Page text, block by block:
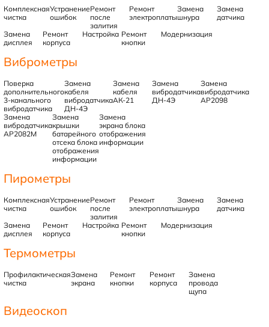
Комплексная
чистка
Устранение
ошибок
Ремонт
после
залития
Ремонт
электроплаты
Замена
шнура
Замена
датчика
Замена
дисплея
Ремонт
корпуса
Настройка Ремонт
кнопки
Модернизация
Виброметры
Поверка
дополнительного
3-канального
вибродатчика
Замена
кабеля
вибродатчика
ДН-4Э
Замена
кабеля
АК-21
Замена
вибродатчика
ДН-4Э
Замена
вибродатчика
АР2098
Замена
вибродатчика
АР2082М
Замена
крышки
батарейного
отсека блока
отображения
информации
Замена
экрана блока
отображения
информации
Пирометры
Комплексная
чистка
Устранение
ошибок
Ремонт
после
залития
Ремонт
электроплаты
Замена
шнура
Замена
датчика
Замена
дисплея
Ремонт
корпуса
Настройка Ремонт
кнопки
Модернизация
Термометры
Профилактическая
чистка
Замена
экрана
Ремонт
кнопки
Ремонт
корпуса
Замена
провода
щупа
Видеоскоп